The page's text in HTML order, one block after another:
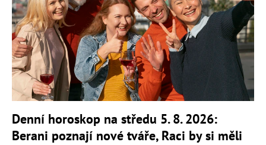
Denní horoskop na středu 5. 8. 2026:
Berani poznají nové tváře, Raci by si měli